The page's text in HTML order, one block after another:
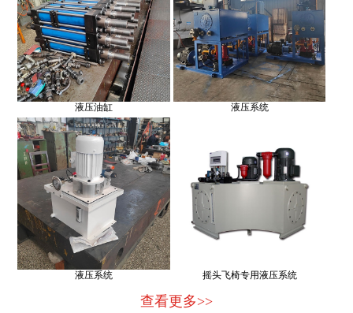
液压油缸 液压系统
液压系统 摇头飞椅专用液压系统
查看更多>>